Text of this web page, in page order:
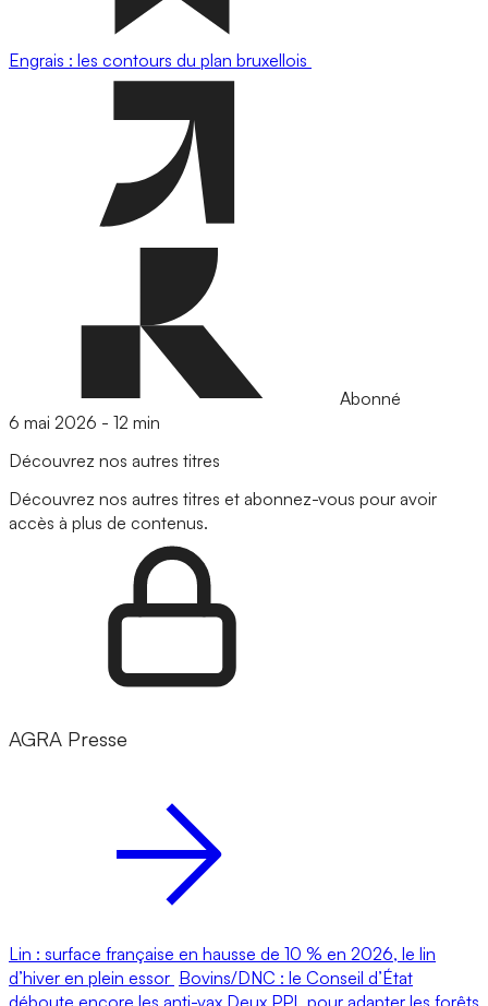
Engrais : les contours du plan bruxellois
Abonné
6 mai 2026 - 12 min
Découvrez nos autres titres
Découvrez nos autres titres et abonnez-vous pour avoir
accès à plus de contenus.
AGRA Presse
Lin : surface française en hausse de 10 % en 2026, le lin
d’hiver en plein essor Bovins/DNC : le Conseil d’État
déboute encore les anti-vax Deux PPL pour adapter les forêts